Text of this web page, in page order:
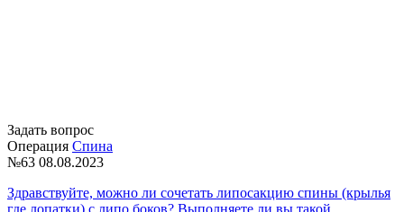
Задать вопрос
Операция Спина
№63 08.08.2023
Здравствуйте, можно ли сочетать липосакцию спины (крылья
где лопатки) с липо боков? Выполняете ли вы такой